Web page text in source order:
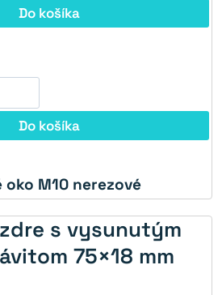
Do košíka
Do košíka
oko M10 nerezové
s vysunutým
75×18 mm